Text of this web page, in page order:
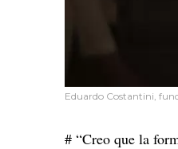
Eduardo Costantini,
# “Creo que la